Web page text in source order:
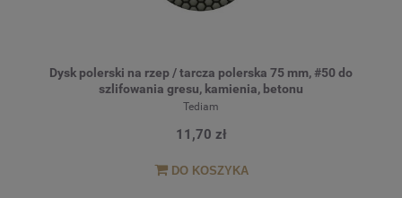
Dysk polerski na rzep / tarcza polerska 75 mm, #50 do
szlifowania gresu, kamienia, betonu
Tediam
11,70 zł
DO KOSZYKA